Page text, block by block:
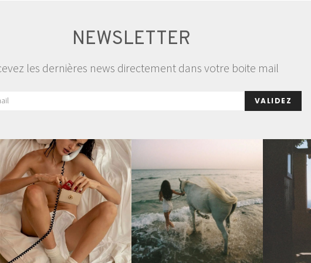
NEWSLETTER
les dernières news directement dans votre boite mail
VALIDEZ